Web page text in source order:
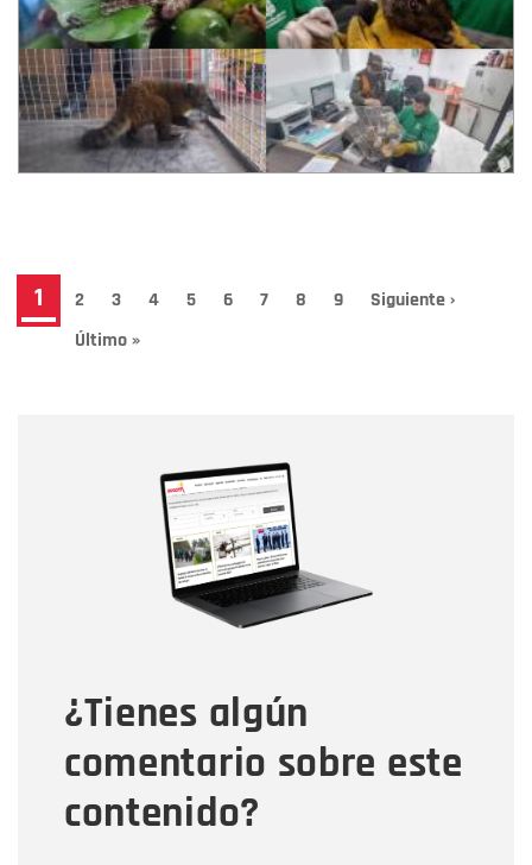
autoridades ambientales en la localidad de Usme,
Usaquén y el aeropuerto El Dorado en Bogotá.
Conoce los detalles.
Paginación
Página
actual
1 Page
2 Page
3 Page
4 Page
5 Page
6 Page
7 Page
8 Page
9
Siguiente
Siguiente ›
Última
Último »
¿Tienes algún
comentario sobre este
contenido?
Correo electrónico
Tipo de comentario
Mensaje